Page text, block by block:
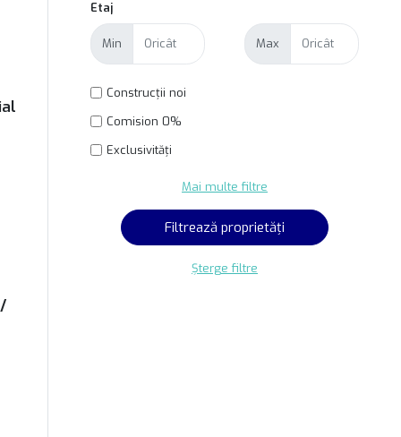
Etaj
Min Max
Construcții noi
Comision 0%
Exclusivități
Mai multe filtre
Șterge filtre